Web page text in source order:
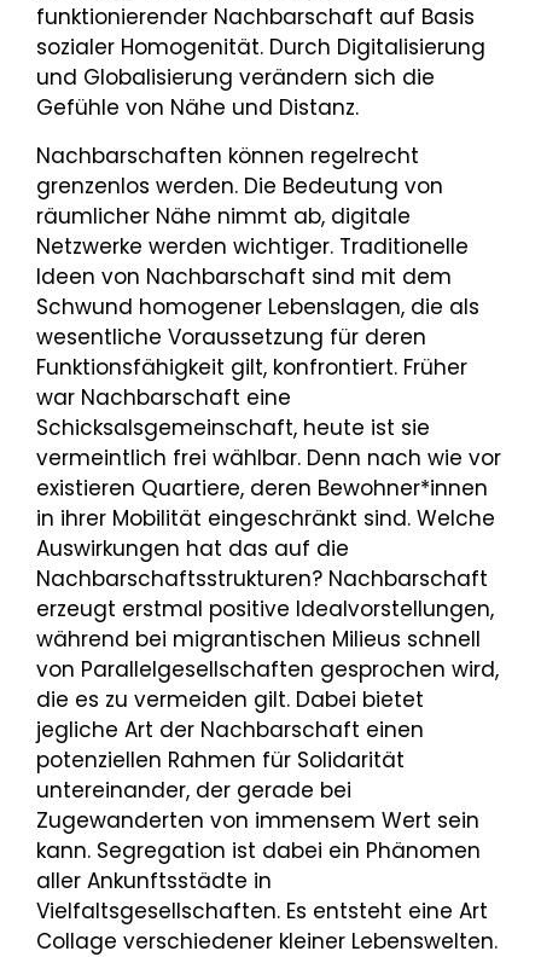
funktionierender Nachbarschaft auf Basis
sozialer Homogenität. Durch Digitalisierung
und Globalisierung verändern sich die
Gefühle von Nähe und Distanz.
Nachbarschaften können regelrecht
grenzenlos werden. Die Bedeutung von
räumlicher Nähe nimmt ab, digitale
Netzwerke werden wichtiger. Traditionelle
Ideen von Nachbarschaft sind mit dem
Schwund homogener Lebenslagen, die als
wesentliche Voraussetzung für deren
Funktionsfähigkeit gilt, konfrontiert. Früher
war Nachbarschaft eine
Schicksalsgemeinschaft, heute ist sie
vermeintlich frei wählbar. Denn nach wie vor
existieren Quartiere, deren Bewohner*innen
in ihrer Mobilität eingeschränkt sind. Welche
Auswirkungen hat das auf die
Nachbarschaftsstrukturen? Nachbarschaft
erzeugt erstmal positive Idealvorstellungen,
während bei migrantischen Milieus schnell
von Parallelgesellschaften gesprochen wird,
die es zu vermeiden gilt. Dabei bietet
jegliche Art der Nachbarschaft einen
potenziellen Rahmen für Solidarität
untereinander, der gerade bei
Zugewanderten von immensem Wert sein
kann. Segregation ist dabei ein Phänomen
aller Ankunftsstädte in
Vielfaltsgesellschaften. Es entsteht eine Art
Collage verschiedener kleiner Lebenswelten.